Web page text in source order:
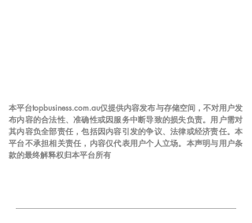
本平台topbusiness.com.au仅提供内容发布与存储空间，不对用户发
布内容的合法性、准确性或因服务中断导致的损失负责。用户需对
其内容负全部责任，包括因内容引发的争议、法律或经济责任。本
平台不承担相关责任，内容仅代表用户个人立场。本声明与用户条
款的最终解释权归本平台所有